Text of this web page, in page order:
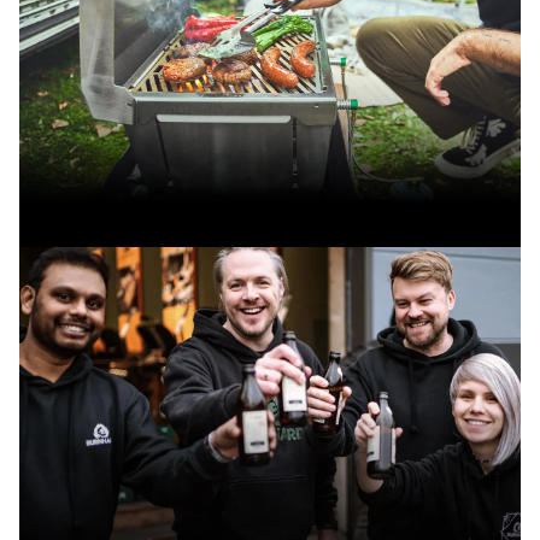
Zur EARL Serie
JONES Camping-Gasgrill: mobil,
aufklappbar und in 1 Minute
grillbereit!
JONES Serie entdecken